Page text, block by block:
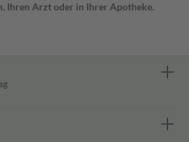
Ihren Arzt oder in Ihrer Apotheke.